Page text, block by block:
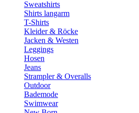
Sweatshirts
Shirts langarm
T-Shirts
Kleider & Röcke
Jacken & Westen
Leggings
Hosen
Jeans
Strampler & Overalls
Outdoor
Bademode
Swimwear